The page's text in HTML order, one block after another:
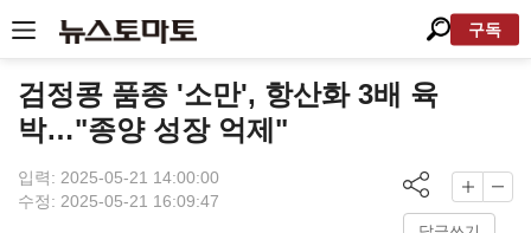
구독
검정콩 품종 '소만', 항산화 3배 육
박…"종양 성장 억제"
입력: 2025-05-21 14:00:00
수정: 2025-05-21 16:09:47